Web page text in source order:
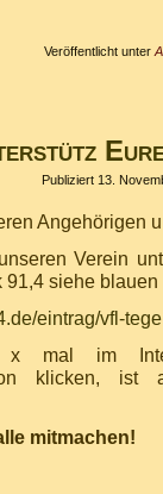
Veröffentlicht unter
Publiziert 13.
Angehörigen
Verein
91,4 siehe blauen
eintrag/vfl-
mal im
klicken, ist
mitmachen!